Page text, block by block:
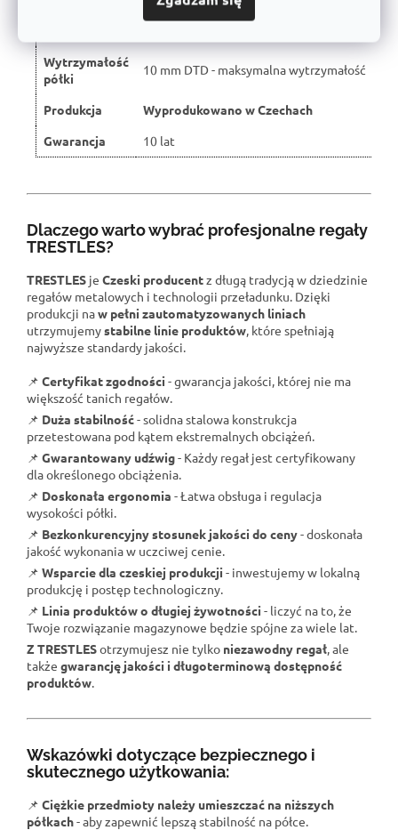
Powłoka proszkowa (antykorozyjna)
Wytrzymałość
półki
10 mm DTD - maksymalna wytrzymałość
Produkcja
Wyprodukowano w Czechach
Gwarancja
10 lat
Dlaczego warto wybrać profesjonalne regały
TRESTLES?
TRESTLES je Czeski producentz długą tradycją w dziedzinie
regałów metalowych i technologii przeładunku. Dzięki
produkcji naw pełni zautomatyzowanych liniach
utrzymujemystabilne linie produktów , które spełniają
najwyższe standardy jakości.
📌 Certyfikat zgodności - gwarancja jakości, której nie ma
większość tanich regałów.
📌 Duża stabilność- solidna stalowa konstrukcja
przetestowana pod kątem ekstremalnych obciążeń.
📌 Gwarantowany udźwig- Każdy regał jest certyfikowany
dla określonego obciążenia.
📌 Doskonała ergonomia - Łatwa obsługa i regulacja
wysokości półki.
📌 Bezkonkurencyjny stosunek jakości do ceny- doskonała
jakość wykonania w uczciwej cenie.
📌 Wsparcie dla czeskiej produkcji - inwestujemy w lokalną
produkcję i postęp technologiczny.
📌 Linia produktów o długiej żywotności - liczyć na to, że
Twoje rozwiązanie magazynowe będzie spójne za wiele lat.
Z TRESTLESotrzymujesz nie tylko niezawodny regał , ale
także gwarancję jakości i długoterminową dostępność
produktów
Wskazówki dotyczące bezpiecznego i
skutecznego użytkowania:
📌 Ciężkie przedmioty należy umieszczać na niższych
półkach- aby zapewnić lepszą stabilność na półce.